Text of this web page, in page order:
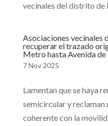
vecinales del distrito de
Asociaciones vecinales
recuperar el trazado
Metro hasta Avenida
7 Nov 2025
Lamentan que se haya
semicircular y reclaman
coherente con la